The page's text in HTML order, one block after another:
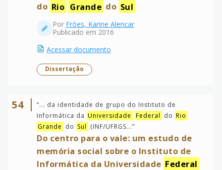
do Rio Grande do Sul
Por Fróes, Karine Alencar
Publicado em 2016
Acessar documento
Dissertação
54 “... da identidade de grupo do Instituto de
Informática da Universidade Federal do Rio
Grande do Sul (INF/UFRGS...”
Do centro para o vale: um estudo de
memória social sobre o Instituto de
Informática da Universidade Federal